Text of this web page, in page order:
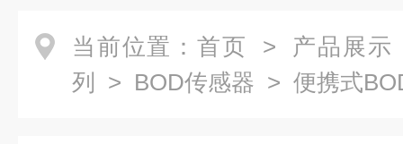
当前位置： 首页 > 产品展示
列
> BOD传感器 > 便携式